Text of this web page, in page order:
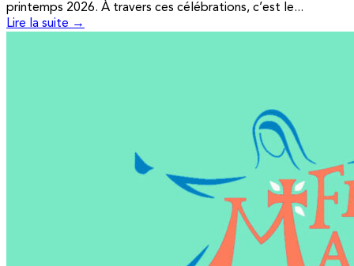
printemps 2026. À travers ces célébrations, c’est le...
Lire la suite →